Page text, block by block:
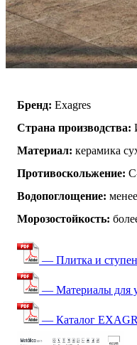
Бренд: Exagres
Страна производства:
Материал: керамика
Противоскольжение:
Водопоглощение:
Морозостойкость:
— Плитка и
— Материалы для
— Каталог